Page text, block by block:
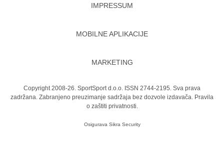
IMPRESSUM
MOBILNE APLIKACIJE
MARKETING
Copyright 2008-26. SportSport d.o.o. ISSN 2744-2195. Sva prava
zadržana. Zabranjeno preuzimanje sadržaja bez dozvole izdavača. Pravila
o zaštiti privatnosti.
Osigurava Sikra Security